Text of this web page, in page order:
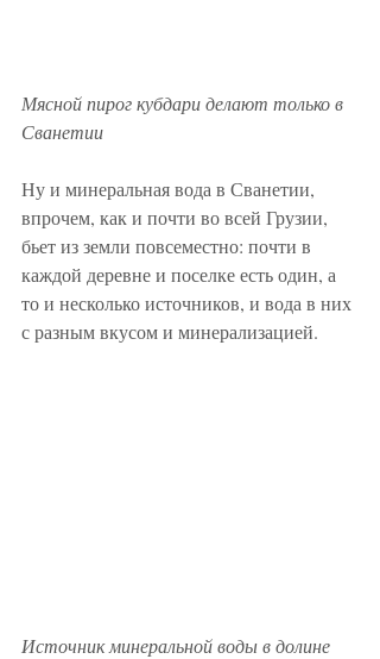
Мясной пирог кубдари делают только в
Сванетии
Ну и минеральная вода в Сванетии,
впрочем, как и почти во всей Грузии,
бьет из земли повсеместно: почти в
каждой деревне и поселке есть один, а
то и несколько источников, и вода в них
с разным вкусом и минерализацией.
Источник минеральной воды в долине